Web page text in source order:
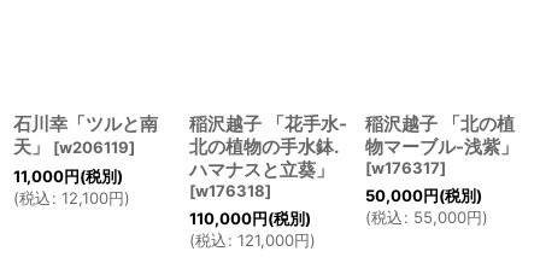
石川幸「ツルと南
天」
[w206119]
11,000円(税別)
(税込: 12,100円)
稲沢越子 「花手水-
北の植物の手水鉢.
ハマナスと立葵」
[w176318]
110,000円(税別)
(税込: 121,000円)
稲沢越子 「北の植
物マーブル-浅紫」
[w176317]
50,000円(税別)
(税込: 55,000円)